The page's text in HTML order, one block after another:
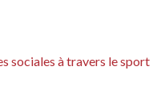
sociales à travers le sport